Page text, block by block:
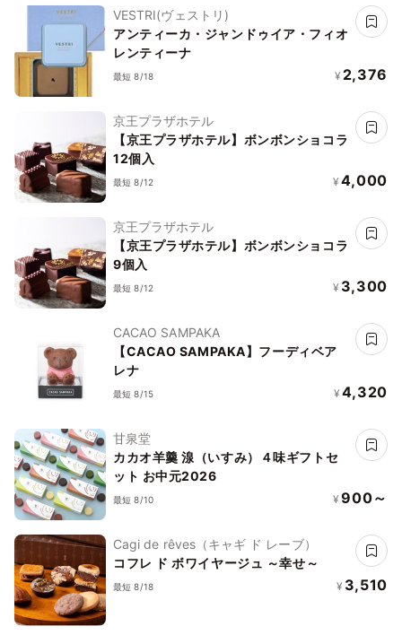
VESTRI(ヴェストリ)
アンティーカ・ジャンドゥイア・フィオ
レンティーナ
最短 8/18 ¥ 2,376
京王プラザホテル
【京王プラザホテル】ボンボンショコラ
12個入
最短 8/12 ¥ 4,000
京王プラザホテル
【京王プラザホテル】ボンボンショコラ
9個入
最短 8/12 ¥ 3,300
CACAO SAMPAKA
【CACAO SAMPAKA】フーディベア
レナ
最短 8/15 ¥ 4,320
甘泉堂
カカオ羊羹 湶（いすみ）４味ギフトセ
ット お中元2026
最短 8/10 ¥ 900～
Cagi de rêves（キャギ ド レーブ）
コフレ ド ボワイヤージュ ～幸せ～
最短 8/18 ¥ 3,510